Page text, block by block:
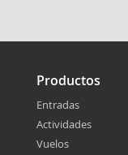
Productos
Entradas
Actividades
Vuelos